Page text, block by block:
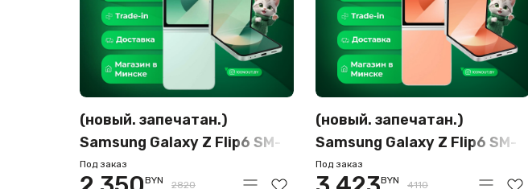
(новый. запечатан.)
Samsung Galaxy Z Flip6 SM-
F741B 12GB/256GB (мятный)
Под заказ
BYN 2820
(новый. запечатан.)
Samsung Galaxy Z Flip6 SM-
F741B 12GB/512GB
Под заказ
BYN 4110